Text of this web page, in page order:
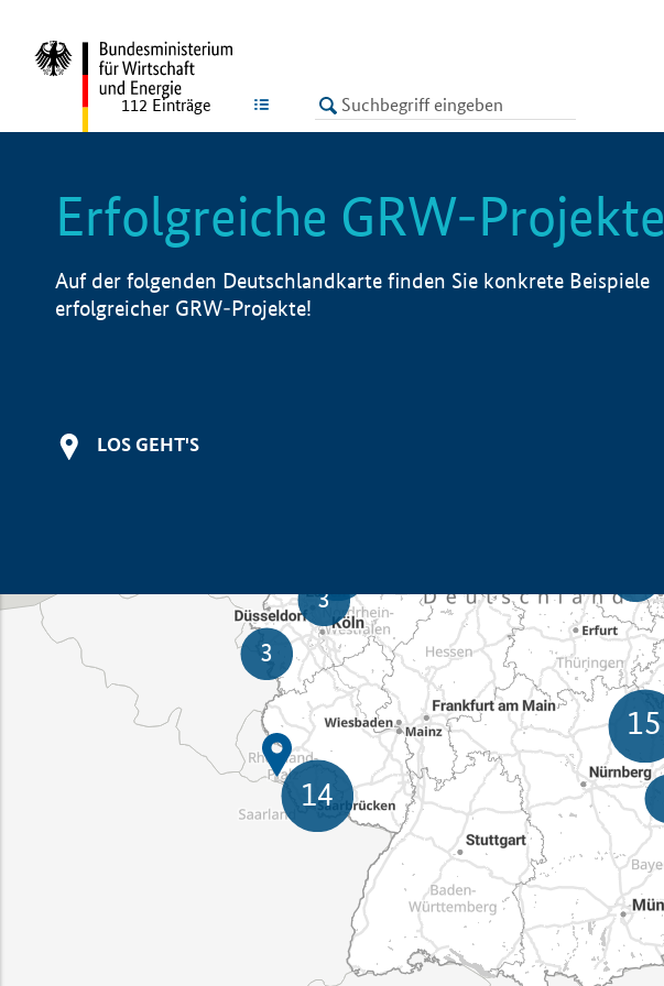
LISTE
112 Einträge
Erfolgreiche GRW-Projekte
Auf der folgenden Deutschlandkarte finden Sie konkrete Beispiele
erfolgreicher GRW-Projekte!
LOS GEHT'S